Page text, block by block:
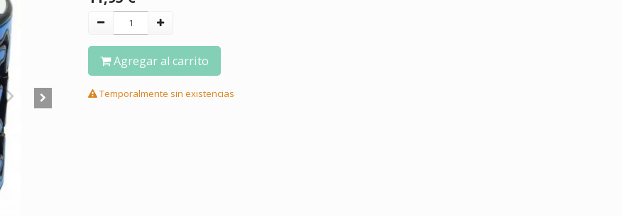
Agregar al carrito
Temporalmente sin existencias